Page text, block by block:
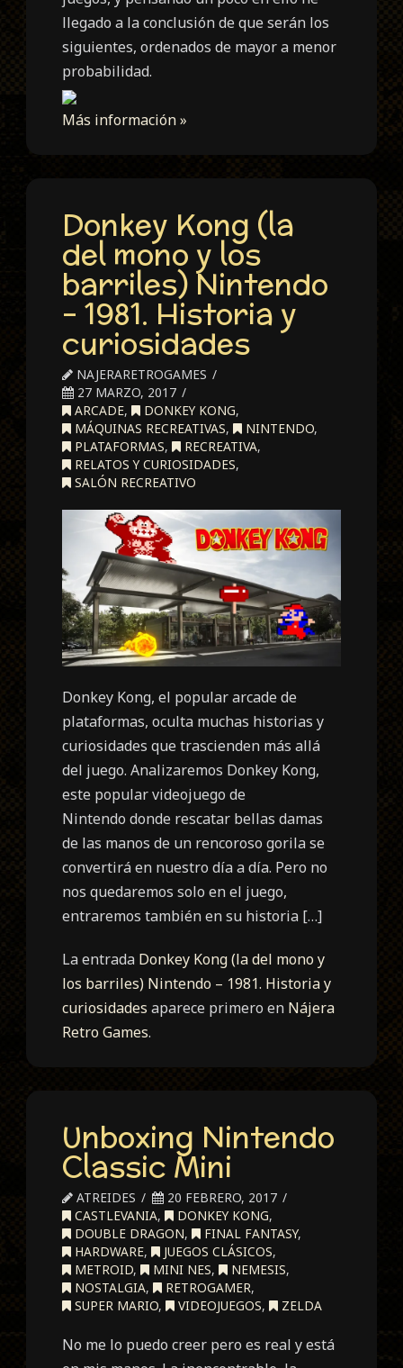
llegado a la conclusión de que serán los
siguientes, ordenados de mayor a menor
probabilidad.
Más información »
Donkey Kong (la
del mono y los
barriles) Nintendo
– 1981. Historia y
curiosidades
NAJERARETROGAMES
27 MARZO, 2017
ARCADE, DONKEY KONG,
MÁQUINAS RECREATIVAS, NINTENDO,
PLATAFORMAS, RECREATIVA,
RELATOS Y CURIOSIDADES,
SALÓN RECREATIVO
Donkey Kong, el popular arcade de
plataformas, oculta muchas historias y
curiosidades que trascienden más allá
del juego. Analizaremos Donkey Kong,
este popular videojuego de
Nintendo donde rescatar bellas damas
de las manos de un rencoroso gorila se
convertirá en nuestro día a día. Pero no
nos quedaremos solo en el juego,
entraremos también en su historia […]
La entrada Donkey Kong (la del mono y
los barriles) Nintendo – 1981. Historia y
curiosidades aparece primero en Nájera
Retro Games.
Unboxing Nintendo
Classic Mini
ATREIDES
20 FEBRERO, 2017
CASTLEVANIA, DONKEY KONG,
DOUBLE DRAGON, FINAL FANTASY,
HARDWARE, JUEGOS CLÁSICOS,
METROID, MINI NES, NEMESIS,
NOSTALGIA, RETROGAMER,
SUPER MARIO, VIDEOJUEGOS, ZELDA
No me lo puedo creer pero es real y está